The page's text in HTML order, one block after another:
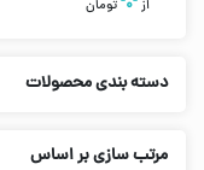
از"۰" تومان
دسته بندی محصولات
مرتب سازی بر اساس